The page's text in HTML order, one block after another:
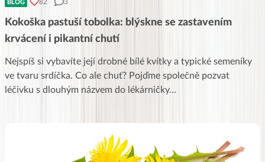
BLOG 82 3
Kokoška pastuší tobolka: blýskne se zastavením
krvácení i pikantní chutí
Nejspíš si vybavíte její drobné bílé kvítky a typické semeníky
ve tvaru srdíčka. Co ale chuť? Pojďme společně pozvat
léčivku s dlouhým názvem do lékárničky...